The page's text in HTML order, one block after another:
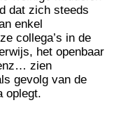
dat zich steeds
enkel
collega’s in de
het openbaar
zien
gevolg van de
oplegt.